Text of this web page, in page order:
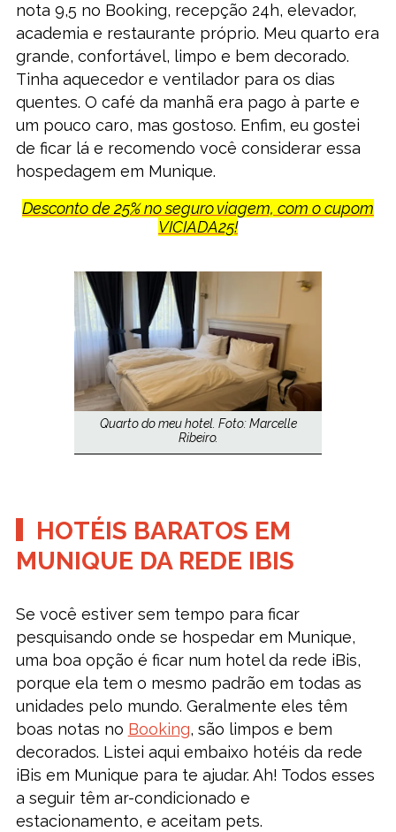
nota 9,5 no Booking, recepção 24h, elevador,
academia e restaurante próprio. Meu quarto era
grande, confortável, limpo e bem decorado.
Tinha aquecedor e ventilador para os dias
quentes. O café da manhã era pago à parte e
um pouco caro, mas gostoso. Enfim, eu gostei
de ficar lá e recomendo você considerar essa
hospedagem em Munique.
Desconto de 25% no seguro viagem, com o cupom
VICIADA25!
Quarto do meu hotel. Foto: Marcelle
Ribeiro.
HOTÉIS BARATOS EM
MUNIQUE DA REDE IBIS
Se você estiver sem tempo para ficar
pesquisando onde se hospedar em Munique,
uma boa opção é ficar num hotel da rede iBis,
porque ela tem o mesmo padrão em todas as
unidades pelo mundo. Geralmente eles têm
boas notas no Booking, são limpos e bem
decorados. Listei aqui embaixo hotéis da rede
iBis em Munique para te ajudar. Ah! Todos esses
a seguir têm ar-condicionado e
estacionamento, e aceitam pets.